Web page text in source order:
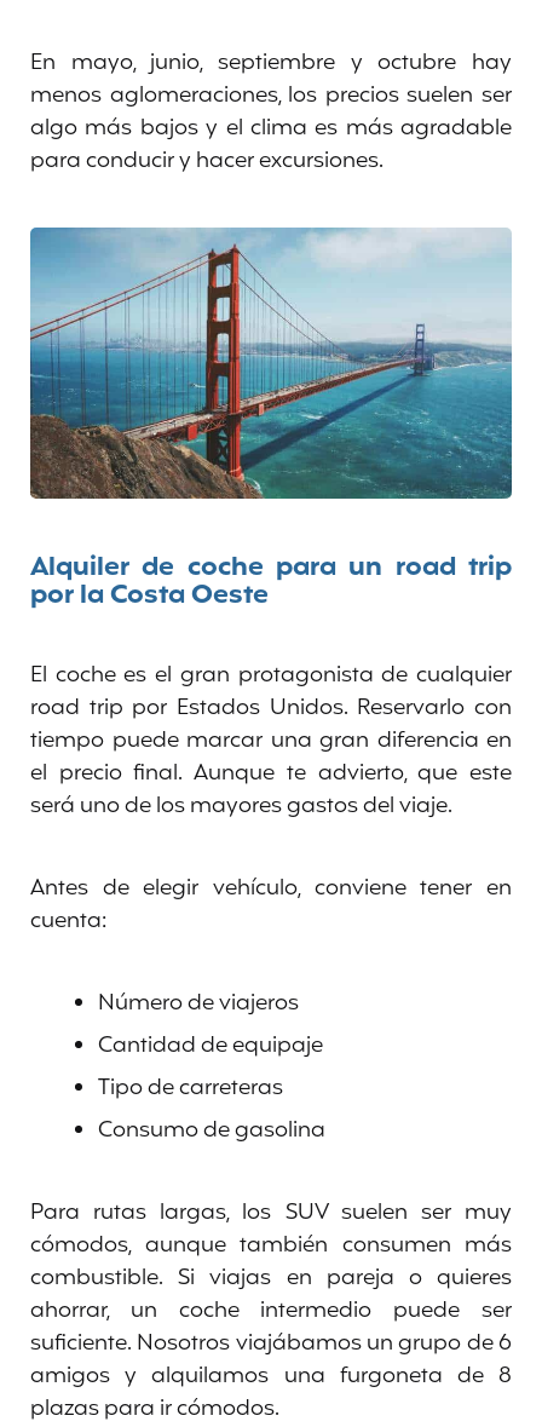
En mayo, junio, septiembre y octubre hay
menos aglomeraciones, los precios suelen ser
algo más bajos y el clima es más agradable
para conducir y hacer excursiones.
Alquiler de coche para un road trip
por la Costa Oeste
El coche es el gran protagonista de cualquier
road trip por Estados Unidos. Reservarlo con
tiempo puede marcar una gran diferencia en
el precio final. Aunque te advierto, que este
será uno de los mayores gastos del viaje.
Antes de elegir vehículo, conviene tener en
cuenta:
Número de viajeros
Cantidad de equipaje
Tipo de carreteras
Consumo de gasolina
Para rutas largas, los SUV suelen ser muy
cómodos, aunque también consumen más
combustible. Si viajas en pareja o quieres
ahorrar, un coche intermedio puede ser
suficiente. Nosotros viajábamos un grupo de 6
amigos y alquilamos una furgoneta de 8
plazas para ir cómodos.